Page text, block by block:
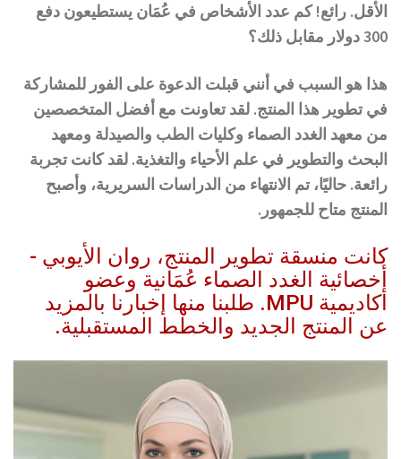
الأقل. رائع! كم عدد الأشخاص في عُمَان يستطيعون دفع
300 دولار مقابل ذلك؟
هذا هو السبب في أنني قبلت الدعوة على الفور للمشاركة
في تطوير هذا المنتج. لقد تعاونت مع أفضل المتخصصين
من معهد الغدد الصماء وكليات الطب والصيدلة ومعهد
البحث والتطوير في علم الأحياء والتغذية. لقد كانت تجربة
رائعة. حاليًا، تم الانتهاء من الدراسات السريرية، وأصبح
المنتج متاح للجمهور.
كانت منسقة تطوير المنتج، روان الأيوبي -
أخصائية الغدد الصماء عُمَانية وعضو
أكاديمية MPU. طلبنا منها إخبارنا بالمزيد
عن المنتج الجديد والخطط المستقبلية.